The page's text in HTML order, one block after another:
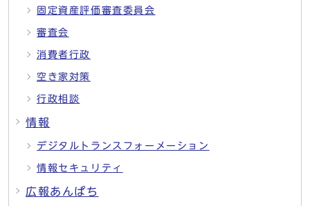
固定資産評価審査委員会
審査会
消費者行政
空き家対策
行政相談
情報
デジタルトランスフォーメーション
情報セキュリティ
広報あんぱち